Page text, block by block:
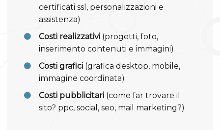
certificati ssl, personalizzazioni e
assistenza)
Costi realizzativi (progetti, foto,
inserimento contenuti e immagini)
Costi grafici (grafica desktop, mobile,
immagine coordinata)
Costi pubblicitari (come far trovare il
sito? ppc, social, seo, mail marketing?)